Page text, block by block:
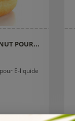
POUR...
E-liquide